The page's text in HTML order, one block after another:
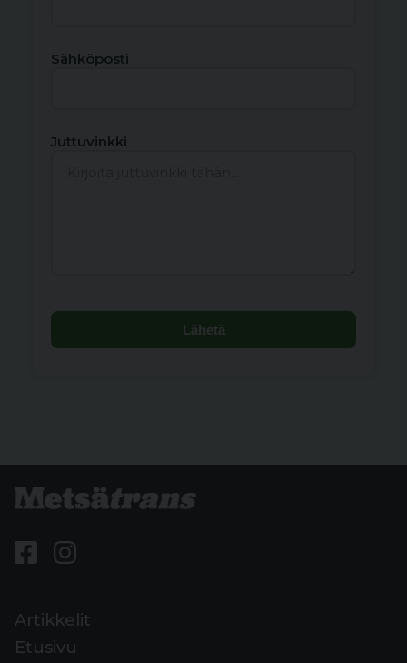
Sähköposti
Juttuvinkki
Lähetä
Artikkelit
Etusivu